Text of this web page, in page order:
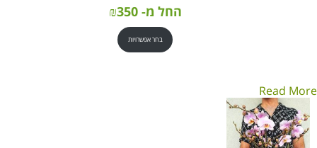
החל מ- ₪350
בחר אפשרויות
Read More